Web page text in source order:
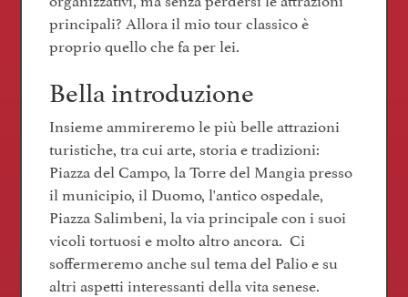
principali? Allora il mio tour classico è
proprio quello che fa per lei.
Bella introduzione
Insieme ammireremo le più belle attrazioni
turistiche, tra cui arte, storia e tradizioni:
Piazza del Campo, la Torre del Mangia presso
il municipio, il Duomo, l'antico ospedale,
Piazza Salimbeni, la via principale con i suoi
vicoli tortuosi e molto altro ancora. Ci
soffermeremo anche sul tema del Palio e su
altri aspetti interessanti della vita senese.